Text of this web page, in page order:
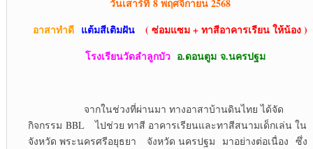
วันเสาร์ที่ 8 พฤศจิกายน 2568
อาสาทำดี แต้มสีเติมฝัน
( ซ่อมแซม + ทาสีอาคารเรียน ให้น้อง )
โรงเรียนวัดลำลูกบัว อ.ดอนตูม จ.นครปฐม
จากในช่วงที่ผ่านมา ทางอาสาบ้านดินไทย ได้จัด
กิจกรรม BBL ไปช่วย ทาสี อาคารเรียนและทาสีสนามเด็กเล่น ใน
จังหวัด พระนครศรีอยุธยา จังหวัด นครปฐม มาอย่างต่อเนื่อง ซึ่ง